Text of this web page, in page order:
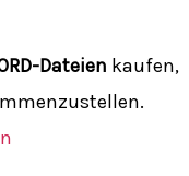
Dateien kaufen,